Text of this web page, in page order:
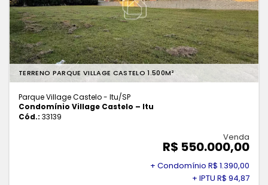
TERRENO PARQUE VILLAGE CASTELO 1.500M²
Parque Village Castelo - Itu/SP
Condomínio Village Castelo – Itu
Cód.: 33139
Venda
R$ 550.000,00
+ Condomínio R$ 1.390,00
+ IPTU R$ 94,87